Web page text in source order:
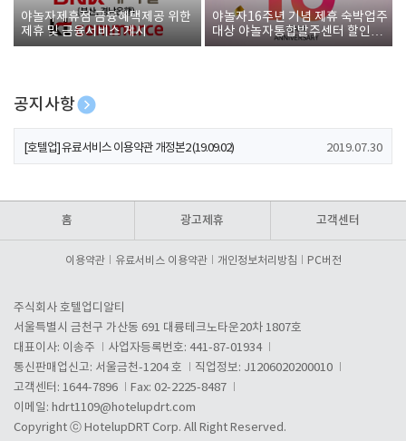
야놀자제휴점 금융혜택제공 위한
제휴 및 금융서비스 게시
야놀자16주년 기념 제휴 숙박업주
대상 야놀자통합발주센터 할인쿠
폰 증정
공지사항
[호텔업] 개인정보 처리방침 개정본1 (19.09.02)
[호텔업] 유료서비스 이용약관 개정본2 (19.09.02) 2019.07.30
홈 광고제휴 고객센터
이용약관 유료서비스 이용약관 개인정보처리방침 PC버전
주식회사 호텔업디알티
서울특별시 금천구 가산동 691 대륭테크노타운20차 1807호
대표이사: 이송주
사업자등록번호: 441-87-01934
통신판매업신고: 서울금천-1204 호
직업정보: J1206020200010
고객센터: 1644-7896
Fax: 02-2225-8487
이메일: hdrt1109@hotelupdrt.com
Copyright ⓒ HotelupDRT Corp. All Right Reserved.